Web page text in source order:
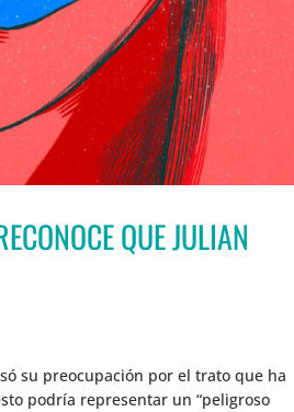
QUE JULIAN
su preocupación por el trato que ha
podría representar un “peligroso